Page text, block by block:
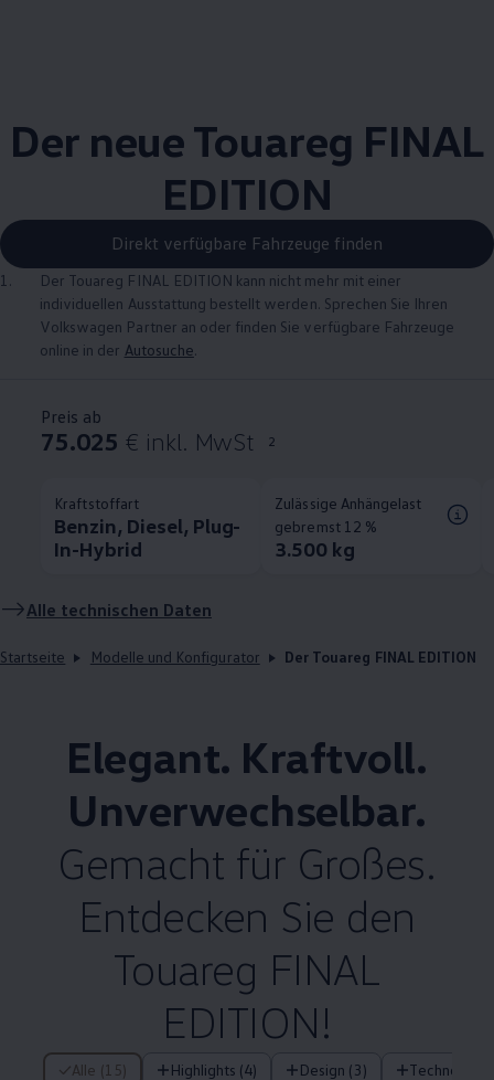
Der neueTouareg FINAL
EDITION
Direkt verfügbare Fahrzeuge finden
1. Der Touareg FINAL EDITION kann nicht mehr mit einer
individuellen Ausstattung bestellt werden. Sprechen Sie Ihren
Volkswagen Partner an oder finden Sie verfügbare Fahrzeuge
online in der Autosuche
Preis ab
75.025 € inkl. MwSt 2
Kraftstoffart
Benzin, Diesel, Plug-
In-Hybrid
Zulässige Anhängelast
gebremst 12 %
3.500 kg
Alle technischen Daten
Startseite Modelle und Konfigurator Der Touareg FINAL EDITION
Elegant. Kraftvoll.
Unverwechselbar.
Gemacht für Großes.
Entdecken Sie den
Touareg FINAL
EDITION!
Alle (15) Highlights (4) Design (3)
15 von 15 Details